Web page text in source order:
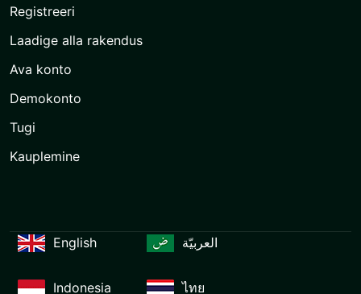
Registreeri
Laadige alla rakendus
Ava konto
Demokonto
Tugi
Kauplemine
English العربيّة
Indonesia ไทย